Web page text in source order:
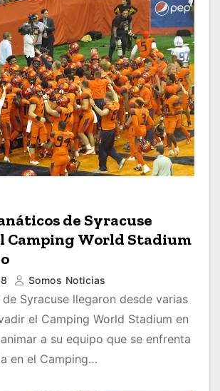
de Syracuse
Camping World Stadium
Somos Noticias
Syracuse llegaron desde varias
el Camping World Stadium en
a su equipo que se enfrenta
en el Camping…